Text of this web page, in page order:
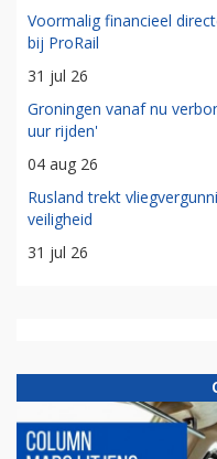
Voormalig financieel
bij ProRail
31 jul 26
Groningen vanaf nu
uur rijden'
04 aug 26
Rusland trekt
veiligheid
31 jul 26